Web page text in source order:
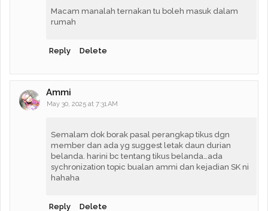
Macam manalah ternakan tu boleh masuk dalam
rumah
Reply Delete
Ammi
May 30, 2025 at 7:31 AM
Semalam dok borak pasal perangkap tikus dgn
member dan ada yg suggest letak daun durian
belanda. harini bc tentang tikus belanda…ada
sychronization topic bualan ammi dan kejadian SK ni
hahaha
Reply Delete